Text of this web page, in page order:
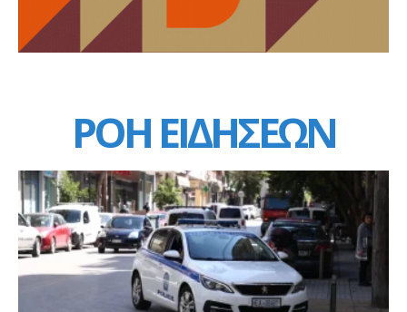
ΡΟΗ ΕΙΔΗΣΕΩΝ